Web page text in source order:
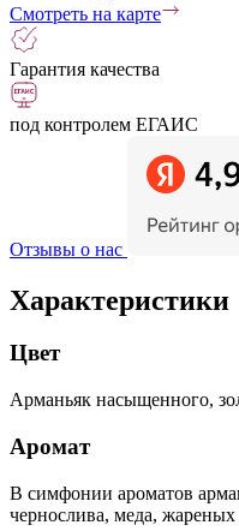
Смотреть на карте
Гарантия качества
под контролем ЕГАИС
Отзывы о нас
Характеристики
Цвет
Арманьяк насыщенного,
Аромат
В симфонии ароматов
чернослива, меда,